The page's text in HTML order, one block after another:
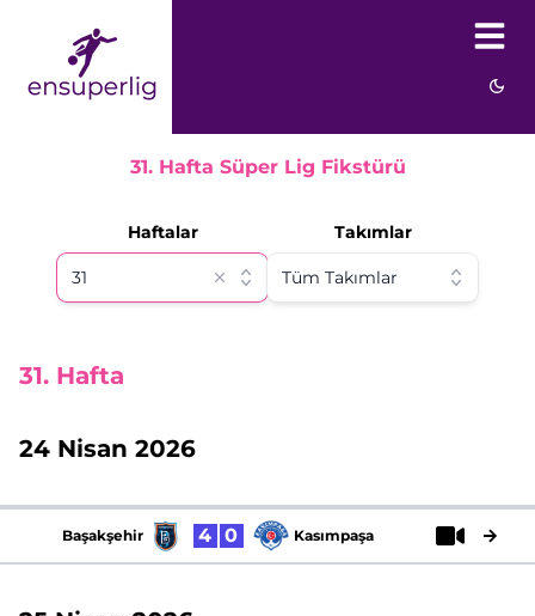
31. Hafta Süper Lig Fikstürü
Haftalar Takımlar
31. Hafta
24 Nisan 2026
Başakşehir 4 0 Kasımpaşa